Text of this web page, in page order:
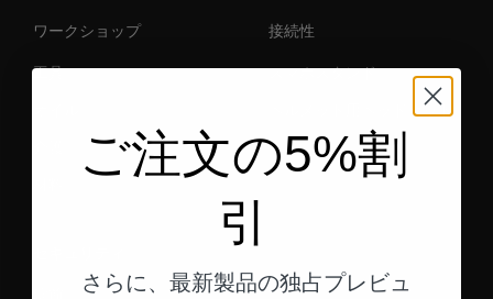
ワークショップ
工具
接続性
スマホスタンド
ヘルメット用ヘッドセット
ご注文の5%割
引
さらに、最新製品の独占プレビュ